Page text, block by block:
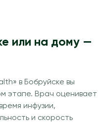
или на дому —
в Бобруйске вы
этапе. Врач оценивает
инфузии,
и скорость